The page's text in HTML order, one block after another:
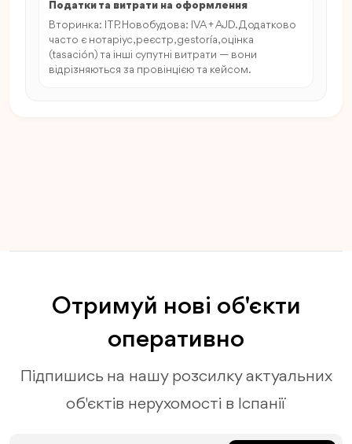
Податки та витрати на оформлення
Вторинка: ITP. Новобудова: IVA + AJD. Додатково
часто є нотаріус, реєстр, gestoría, оцінка
(tasación) та інші супутні витрати — вони
відрізняються за провінцією та кейсом.
Отримуй нові об'єкти
оперативно
Підпишись на нашу розсилку актуальних
об'єктів нерухомості в Іспанії